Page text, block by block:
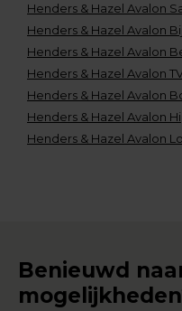
Henders & Hazel Avalon
Henders & Hazel Avalon
Henders & Hazel Avalon
Henders & Hazel Avalon
Henders & Hazel Avalon
Henders & Hazel Avalon
Henders & Hazel Avalon
Benieuwd